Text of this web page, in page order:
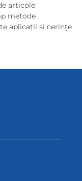
articole
metode
aplicații și cerințe